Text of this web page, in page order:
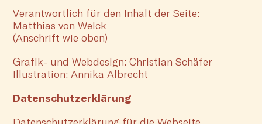
Verantwortlich für den Inhalt der Seite:
Matthias von Welck
(Anschrift wie oben)
Grafik- und Webdesign: Christian Schäfer
Illustration: Annika Albrecht
Datenschutzerklärung